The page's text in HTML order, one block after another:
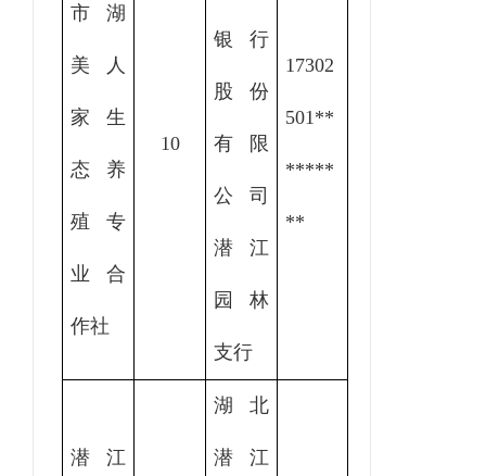
市湖
美人
家生
态养
殖专
业合
作社
10
银行
股份
有限
公司
潜江
园林
支行
17302
501**
*****
**
潜江
湖北
潜江